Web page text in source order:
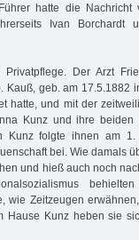
hatte die
Ivan Borchardt
Der Arzt
Kauß, geb. am 17.5.1882
hatte, und mit der
Kunz und ihre beiden
Kunz folgte ihnen am 1.
bei. Wie damals
und hieß auch noch
wie Zeitzeugen
Hause Kunz heben sie